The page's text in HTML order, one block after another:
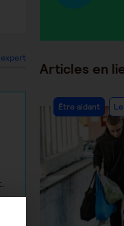
Articles en
Être aidant